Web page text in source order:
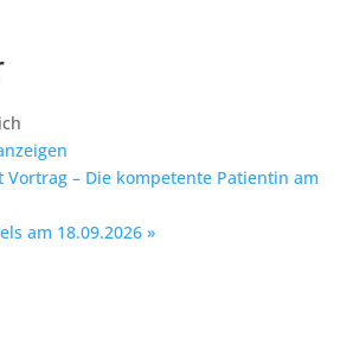
– Die kompetente Patientin am
am 18.09.2026 »